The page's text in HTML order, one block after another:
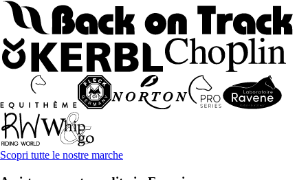
Scopri tutte le nostre marche